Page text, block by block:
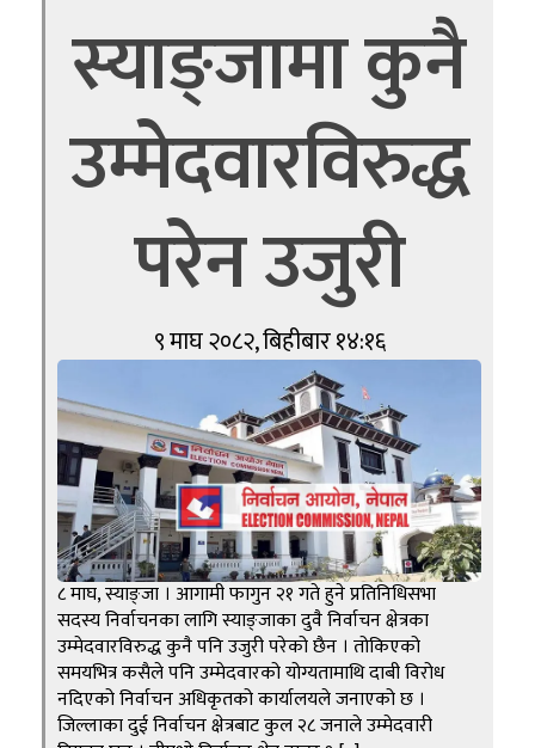
स्याङ्जामा कुनै
उम्मेदवारविरुद्ध
परेन उजुरी
९ माघ २०८२, बिहीबार १४:१६
८ माघ, स्याङ्जा । आगामी फागुन २१ गते हुने प्रतिनिधिसभा
सदस्य निर्वाचनका लागि स्याङ्जाका दुवै निर्वाचन क्षेत्रका
उम्मेदवारविरुद्ध कुनै पनि उजुरी परेको छैन । तोकिएको
समयभित्र कसैले पनि उम्मेदवारको योग्यतामाथि दाबी विरोध
नदिएको निर्वाचन अधिकृतको कार्यालयले जनाएको छ ।
जिल्लाका दुई निर्वाचन क्षेत्रबाट कुल २८ जनाले उम्मेदवारी